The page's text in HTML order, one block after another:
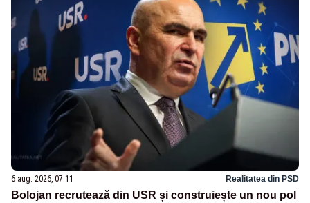
6 aug. 2026, 07:11 Realitatea din PSD
Bolojan recrutează din USR și construiește un nou pol